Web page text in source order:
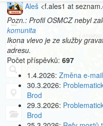
+
−
Aleš <f.ales1 at
Pozn.: Profil OSMCZ nebyl
komunita
Ikona vlevo je ze služby
adresu.
Počet příspěvků: 697
1.4.2026: Změna e-
30.3.2026:
Brod
29.3.2026:
Brod